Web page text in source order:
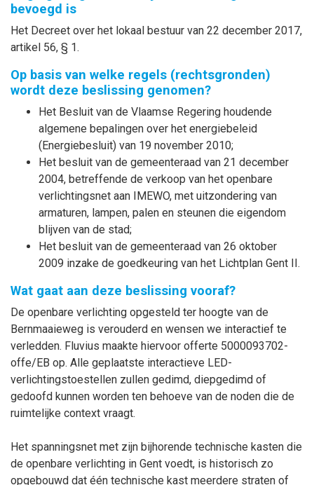
bevoegd is
Het Decreet over het lokaal bestuur van 22 december 2017,
artikel 56, § 1.
Op basis van welke regels (rechtsgronden)
wordt deze beslissing genomen?
Het Besluit van de Vlaamse Regering houdende
algemene bepalingen over het energiebeleid
(Energiebesluit) van 19 november 2010;
Het besluit van de gemeenteraad van 21 december
2004, betreffende de verkoop van het openbare
verlichtingsnet aan IMEWO, met uitzondering van
armaturen, lampen, palen en steunen die eigendom
blijven van de stad;
Het besluit van de gemeenteraad van 26 oktober
2009 inzake de goedkeuring van het Lichtplan Gent II.
Wat gaat aan deze beslissing vooraf?
De openbare verlichting opgesteld ter hoogte van de
Bernmaaieweg is verouderd en wensen we interactief te
verledden. Fluvius maakte hiervoor offerte 5000093702-
offe/EB op. Alle geplaatste interactieve LED-
verlichtingstoestellen zullen gedimd, diepgedimd of
gedoofd kunnen worden ten behoeve van de noden die de
ruimtelijke context vraagt.
Het spanningsnet met zijn bijhorende technische kasten die
de openbare verlichting in Gent voedt, is historisch zo
opgebouwd dat één technische kast meerdere straten of